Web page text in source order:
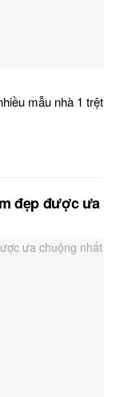
mẫu nhà 1 trệt
đẹp được ưa